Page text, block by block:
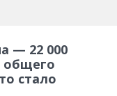
— 22 000
общего
стало